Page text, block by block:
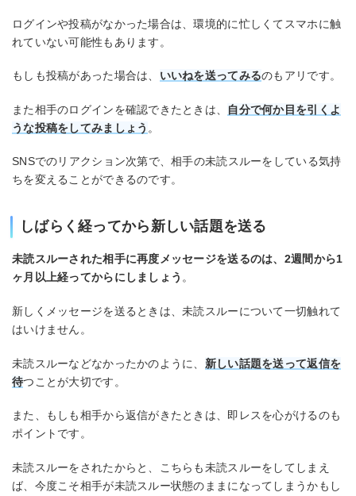
ログインや投稿がなかった場合は、環境的に忙しくてスマホに触
れていない可能性もあります。
もしも投稿があった場合は、 いいねを送ってみるのもアリです。
また相手のログインを確認できたときは、
自分で何か目を引くよ
うな投稿をしてみましょう 。
SNSでのリアクション次第で、相手の未読スルーをしている気持
ちを変えることができるのです。
しばらく経ってから新しい話題を送る
未読スルーされた相手に再度メッセージを送るのは、2週間から1
ヶ月以上経ってからにしましょう 。
新しくメッセージを送るときは、未読スルーについて一切触れて
はいけません。
未読スルーなどなかったかのように、 新しい話題を送って返信を
待つことが大切です。
また、もしも相手から返信がきたときは、即レスを心がけるのも
ポイントです。
未読スルーをされたからと、こちらも未読スルーをしてしまえ
ば、今度こそ相手が未読スルー状態のままになってしまうかもし